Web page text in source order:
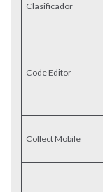
Clasificador
Code Editor
Collect Mobile